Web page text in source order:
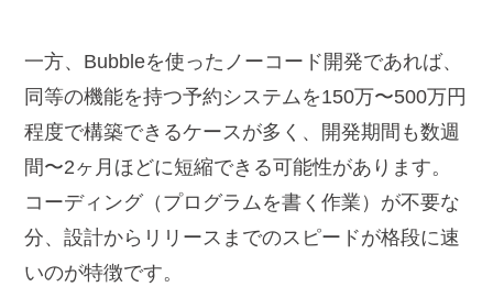
一方、Bubbleを使ったノーコード開発であれば、
同等の機能を持つ予約システムを150万〜500万円
程度で構築できるケースが多く、開発期間も数週
間〜2ヶ月ほどに短縮できる可能性があります。
コーディング（プログラムを書く作業）が不要な
分、設計からリリースまでのスピードが格段に速
いのが特徴です。